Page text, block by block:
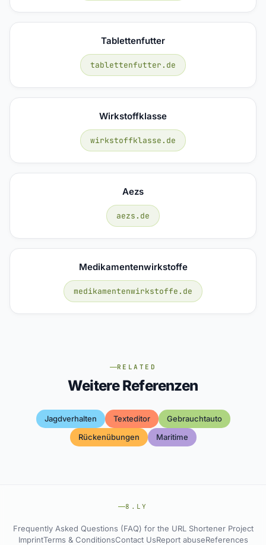
Tablettenfutter
tablettenfutter.de
Wirkstoffklasse
wirkstoffklasse.de
Aezs
aezs.de
Medikamentenwirkstoffe
medikamentenwirkstoffe.de
RELATED
Weitere Referenzen
Jagdverhalten Texteditor
Gebrauchtauto
Rückenübungen
Maritime
8.LY
Frequently Asked Questions (FAQ) for the URL Shortener Project
ImprintTerms & ConditionsContact UsReport abuseReferences